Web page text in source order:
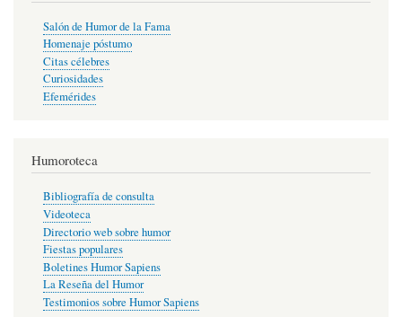
Salón de Humor de la Fama
Homenaje póstumo
Citas célebres
Curiosidades
Efemérides
Humoroteca
Bibliografía de consulta
Videoteca
Directorio web sobre humor
Fiestas populares
Boletines Humor Sapiens
La Reseña del Humor
Testimonios sobre Humor Sapiens